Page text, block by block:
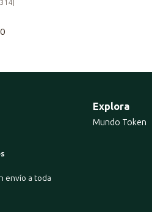
|
envío a toda
Explora
Mundo Token